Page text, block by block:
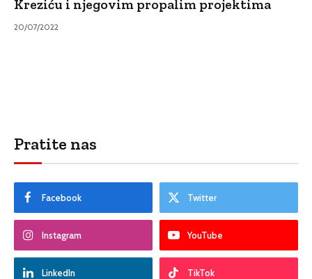
Kreziću i njegovim propalim projektima
20/07/2022
Pratite nas
Facebook Twitter
Instagram YouTube
LinkedIn TikTok